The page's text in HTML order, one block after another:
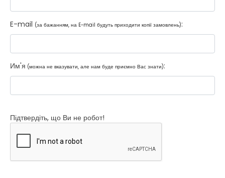
E-mail (за бажанням, на E-mail будуть приходити копії замовлень):
Им'я (можна не вказувати, але нам буде приємно Вас знати):
Підтвердіть, що Ви не робот!